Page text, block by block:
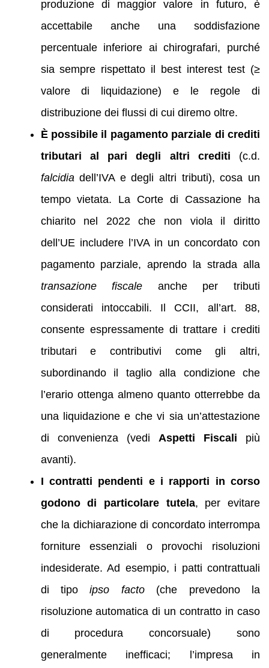
produzione di maggior valore in futuro, è
accettabile anche una soddisfazione
percentuale inferiore ai chirografari, purché
sia sempre rispettato il best interest test (≥
valore di liquidazione) e le regole di
distribuzione dei flussi di cui diremo oltre.
È possibile il pagamento parziale di crediti
tributari al pari degli altri crediti (c.d.
falcidiadell’IVA e degli altri tributi), cosa un
tempo vietata. La Corte di Cassazione ha
chiarito nel 2022 che non viola il diritto
dell’UE includere l’IVA in un concordato con
pagamento parziale, aprendo la strada alla
transazione fiscale anche per tributi
considerati intoccabili. Il CCII, all’art. 88,
consente espressamente di trattare i crediti
tributari e contributivi come gli altri,
subordinando il taglio alla condizione che
l’erario ottenga almeno quanto otterrebbe da
una liquidazione e che vi sia un’attestazione
di convenienza (vedi Aspetti Fiscali più
avanti).
I contratti pendenti e i rapporti in corso
godono di particolare tutela, per evitare
che la dichiarazione di concordato interrompa
forniture essenziali o provochi risoluzioni
indesiderate. Ad esempio, i patti contrattuali
di tipoipso facto(che prevedono la
risoluzione automatica di un contratto in caso
di procedura concorsuale) sono
generalmente inefficaci; l’impresa in